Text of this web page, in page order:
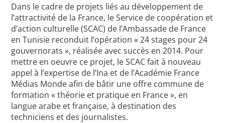
Dans le cadre de projets liés au développement de
l’attractivité de la France, le Service de coopération et
d’action culturelle (SCAC) de l’Ambassade de France
en Tunisie reconduit l’opération « 24 stages pour 24
gouvernorats », réalisée avec succès en 2014. Pour
mettre en oeuvre ce projet, le SCAC fait à nouveau
appel à l’expertise de l’Ina et de l’Académie France
Médias Monde afin de bâtir une offre commune de
formation « théorie et pratique en France », en
langue arabe et française, à destination des
techniciens et des journalistes.